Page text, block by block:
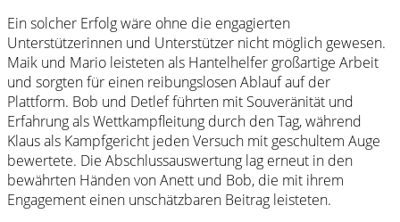
Ein solcher Erfolg wäre ohne die engagierten
Unterstützerinnen und Unterstützer nicht möglich gewesen.
Maik und Mario leisteten als Hantelhelfer großartige Arbeit
und sorgten für einen reibungslosen Ablauf auf der
Plattform. Bob und Detlef führten mit Souveränität und
Erfahrung als Wettkampfleitung durch den Tag, während
Klaus als Kampfgericht jeden Versuch mit geschultem Auge
bewertete. Die Abschlussauswertung lag erneut in den
bewährten Händen von Anett und Bob, die mit ihrem
Engagement einen unschätzbaren Beitrag leisteten.